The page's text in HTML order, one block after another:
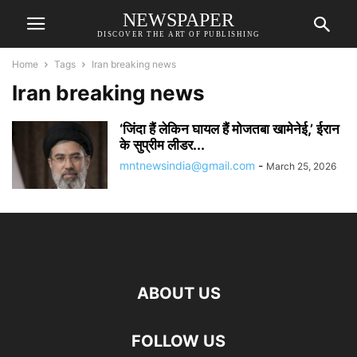
NEWSPAPER
DISCOVER THE ART OF PUBLISHING
Home Tags Iran breaking news
Iran breaking news
‘जिंदा हैं लेकिन घायल हैं मोजतबा खामेनेई,’ ईरान
के सुप्रीम लीडर...
mntnewsindia@gmail.com - March 25, 2026
ABOUT US
FOLLOW US